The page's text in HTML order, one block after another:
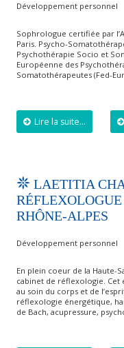
Développement personnel
Sophrologue certifiée par
Paris. Psycho-
Psychothérapie Socio et
Européenne des
Somatothérapeutes (Fed-Eur
Lire la suite...
LAETITIA
RHÔNE-ALPES
Développement personnel
En plein coeur de la Haute-
cabinet de réflexologie. Cet
au soin du corps et de
réflexologie énergétique,
de Bach, acupressure,